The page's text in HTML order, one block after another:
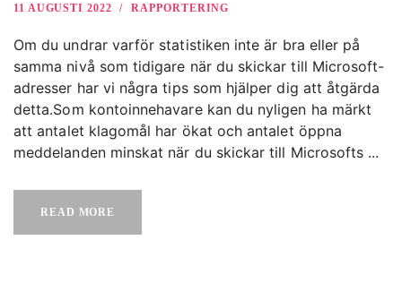
11 AUGUSTI 2022 RAPPORTERING
Om du undrar varför statistiken inte är bra eller på
samma nivå som tidigare när du skickar till Microsoft-
adresser har vi några tips som hjälper dig att åtgärda
detta.Som kontoinnehavare kan du nyligen ha märkt
att antalet klagomål har ökat och antalet öppna
meddelanden minskat när du skickar till Microsofts ...
READ MORE